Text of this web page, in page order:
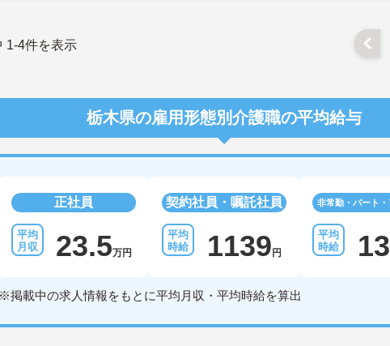
1-4件を表示
栃木県の雇用形態別介護職の平均給与
正社員
23.5万円
契約社員・嘱託社員
1139 円
非常勤・パート・
※掲載中の求人情報をもとに平均月収・平均時給を算出